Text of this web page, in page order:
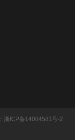
浙ICP备14004581号-2